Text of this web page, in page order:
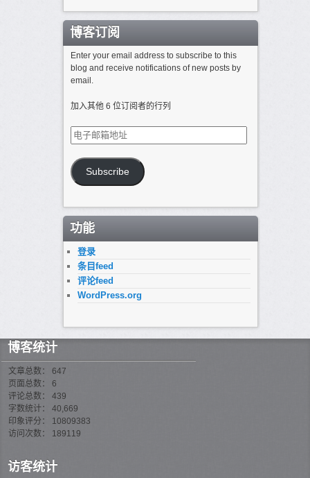
博客订阅
Enter your email address to subscribe to this
blog and receive notifications of new posts by
email.
加入其他 6 位订阅者的行列
电
子
箱
地
Subscribe
功能
登录
条目feed
评论feed
WordPress.org
博客统计
文章总数： 647
页面总数： 6
评论总数： 439
字数统计： 40,669
印象评分： 10809383
访问次数： 189119
访客统计